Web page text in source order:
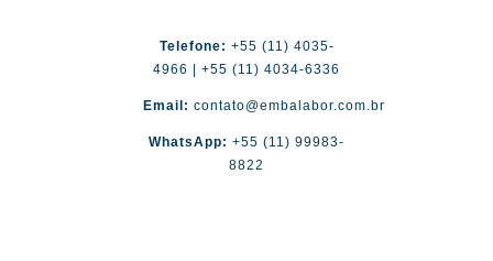
Telefone: +55 (11) 4035-
4966 | +55 (11) 4034-6336
Email: contato@embalabor.com.br
WhatsApp: +55 (11) 99983-
8822